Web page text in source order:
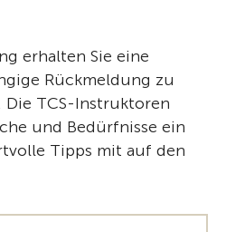
erhalten Sie eine
Rückmeldung zu
Die TCS-Instruktoren
und Bedürfnisse ein
Tipps mit auf den